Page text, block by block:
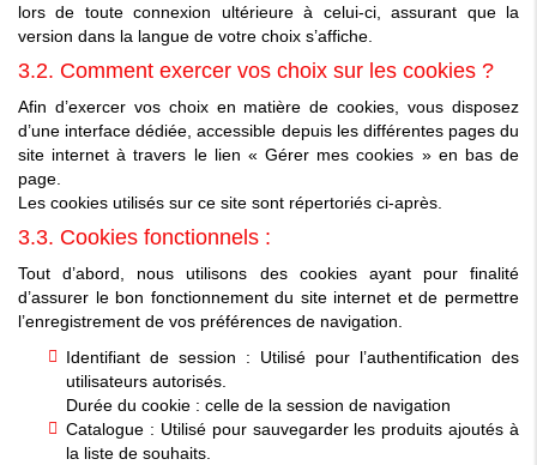
lors de toute connexion ultérieure à celui-ci, assurant que la
version dans la langue de votre choix s’affiche.
3.2. Comment exercer vos choix sur les cookies ?
Afin d’exercer vos choix en matière de cookies, vous disposez
d’une interface dédiée, accessible depuis les différentes pages du
site internet à travers le lien « Gérer mes cookies » en bas de
page.
Les cookies utilisés sur ce site sont répertoriés ci-après.
3.3. Cookies fonctionnels :
Tout d’abord, nous utilisons des cookies ayant pour finalité
d’assurer le bon fonctionnement du site internet et de permettre
l’enregistrement de vos préférences de navigation.
Identifiant de session : Utilisé pour l’authentification des
utilisateurs autorisés.
Durée du cookie : celle de la session de navigation
Catalogue : Utilisé pour sauvegarder les produits ajoutés à
la liste de souhaits.